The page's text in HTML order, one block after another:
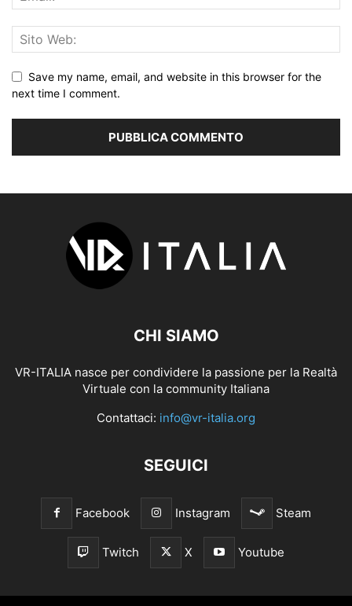
Save my name, email, and website in this browser for the
next time I comment.
CHI SIAMO
VR-ITALIA nasce per condividere la passione per la Realtà
Virtuale con la community Italiana
Contattaci: info@vr-italia.org
SEGUICI
Facebook Instagram Steam
Twitch X Youtube